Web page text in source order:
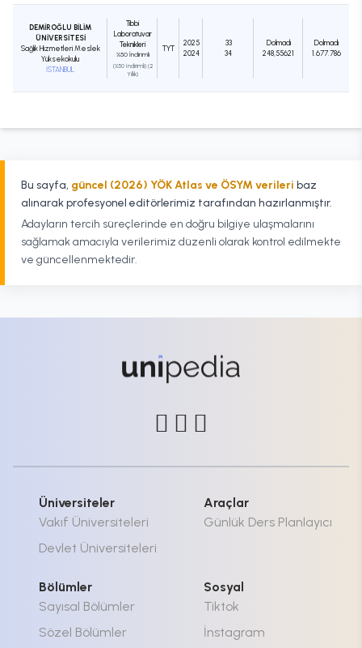
DEMİROĞLU BİLİM
ÜNİVERSİTESİ
Sağlık Hizmetleri Meslek
Yüksekokulu
İSTANBUL
Tıbbi
Laboratuvar
Teknikleri
%50 İndirimli
(%50 İndirimli) (2
Yıllık)
TYT
2025
2024
33
34
Dolmadı
248,55621
Dolmadı
1.677.786
Bu sayfa, güncel (2026) YÖK Atlas ve ÖSYM verileri baz
alınarak profesyonel editörlerimiz tarafından hazırlanmıştır.
Adayların tercih süreçlerinde en doğru bilgiye ulaşmalarını
sağlamak amacıyla verilerimiz düzenli olarak kontrol edilmekte
ve güncellenmektedir.
Üniversiteler
Vakıf Üniversiteleri
Devlet Üniversiteleri
Araçlar
Günlük Ders Planlayıcı
Bölümler
Sayısal Bölümler
Sözel Bölümler
Sosyal
Tiktok
İnstagram